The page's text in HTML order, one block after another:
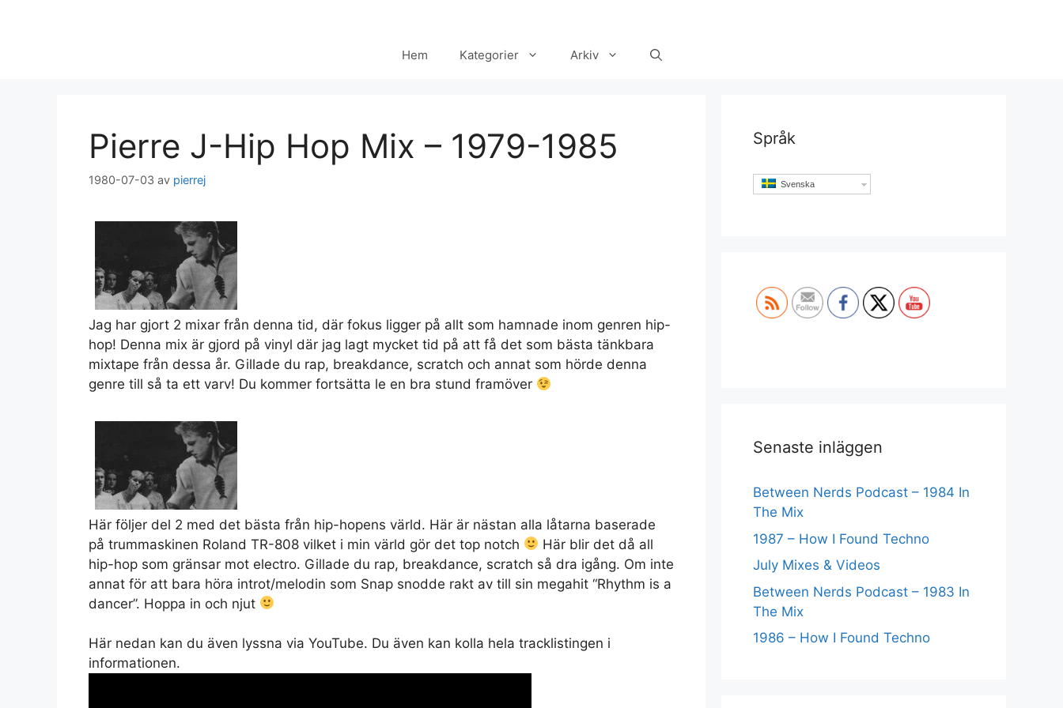
Hem Kategorier Arkiv
Pierre J-Hip Hop Mix – 1979-1985
1980-07-03 av pierrej
Jag har gjort 2 mixar från denna tid, där fokus ligger på allt som hamnade inom genren hip-
hop! Denna mix är gjord på vinyl där jag lagt mycket tid på att få det som bästa tänkbara
mixtape från dessa år. Gillade du rap, breakdance, scratch och annat som hörde denna
genre till så ta ett varv! Du kommer fortsätta le en bra stund framöver
Här följer del 2 med det bästa från hip-hopens värld. Här är nästan alla låtarna baserade
på trummaskinen Roland TR-808 vilket i min värld gör det top notch
Här blir det då all
hip-hop som gränsar mot electro. Gillade du rap, breakdance, scratch så dra igång. Om inte
annat för att bara höra introt/melodin som Snap snodde rakt av till sin megahit “Rhythm is a
dancer”. Hoppa in och njut
Här nedan kan du även lyssna via YouTube. Du även kan kolla hela tracklistingen i
informationen.
Språk
Svenska
Senaste inläggen
Between Nerds Podcast – 1984 In
The Mix
1987 – How I Found Techno
July Mixes & Videos
Between Nerds Podcast – 1983 In
The Mix
1986 – How I Found Techno
Set Youtube Channel ID